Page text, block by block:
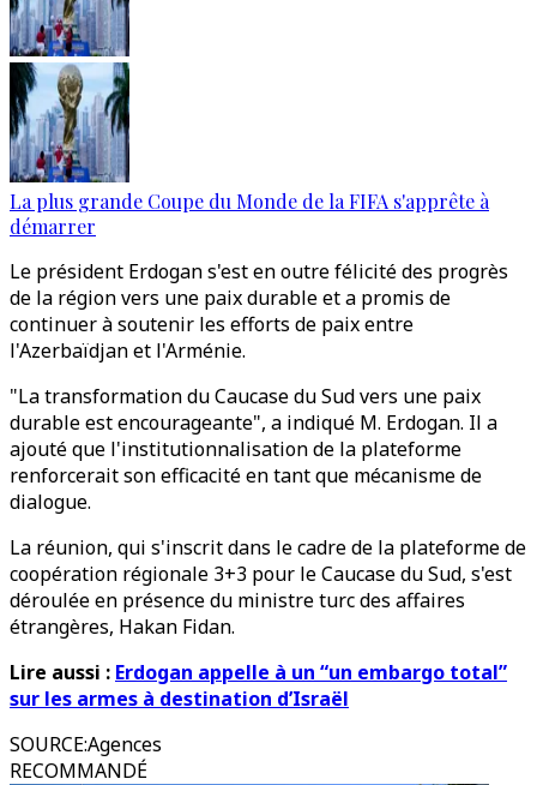
La plus grande Coupe du Monde de la FIFA s'apprête à
démarrer
Le président Erdogan s'est en outre félicité des progrès
de la région vers une paix durable et a promis de
continuer à soutenir les efforts de paix entre
l'Azerbaïdjan et l'Arménie.
"La transformation du Caucase du Sud vers une paix
durable est encourageante", a indiqué M. Erdogan. Il a
ajouté que l'institutionnalisation de la plateforme
renforcerait son efficacité en tant que mécanisme de
dialogue.
La réunion, qui s'inscrit dans le cadre de la plateforme de
coopération régionale 3+3 pour le Caucase du Sud, s'est
déroulée en présence du ministre turc des affaires
étrangères, Hakan Fidan.
Lire aussi : Erdogan appelle à un “un embargo total”
sur les armes à destination d’Israël
SOURCE:Agences
RECOMMANDÉ